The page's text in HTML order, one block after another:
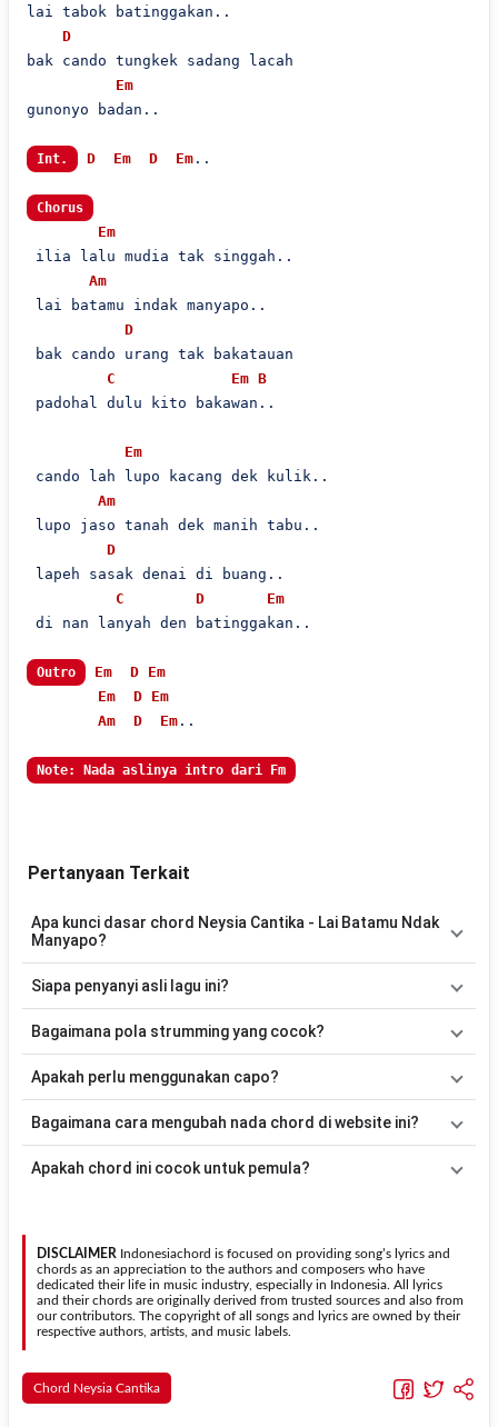
lai tabok batinggakan..
D
bak cando tungkek sadang lacah
Em
gunonyo badan..
Int. D Em D Em..
Chorus
Em
ilia lalu mudia tak singgah..
Am
lai batamu indak manyapo..
D
bak cando urang tak bakatauan
C
Em B
padohal dulu kito bakawan..
Em
cando lah lupo kacang dek kulik..
Am
lupo jaso tanah dek manih tabu..
D
lapeh sasak denai di buang..
C
D
Em
di nan lanyah den batinggakan..
Outro Em D
Em
Em
D
Em
Am
D Em..
Note: Nada aslinya intro dari Fm
Pertanyaan Terkait
Apa kunci dasar chord Neysia Cantika - Lai Batamu Ndak
Manyapo?
Em, D, Am, G, C, B. Versi chord ini telah disederhanakan sehingga
belajar memainkan lagu ini.
Siapa penyanyi asli lagu ini?
dibawakan olehNeysia Cantika. Pada halaman ini tersedia versi
Bagaimana pola strumming yang cocok?
acuan, kamu dapat menggunakan pola
laguLai Batamu Ndak Manyapo.
Apakah perlu menggunakan capo?
kunci dasarEm. Jika ingin mengikuti nada asli penyanyi, kamu
sesuai kebutuhan.
Bagaimana cara mengubah nada chord di website ini?
Transpose (bawah)untuk menurunkan nada. Seluruh chord akan
Apakah chord ini cocok untuk pemula?
dipelajari oleh pemula tanpa menghilangkan struktur dasar lagu.
DISCLAIMER Indonesiachord is focused on providing song’s lyrics and
chords as an appreciation to the authors and composers who have
dedicated their life in music industry, especially in Indonesia. All lyrics
and their chords are originally derived from trusted sources and also from
our contributors. The copyright of all songs and lyrics are owned by their
respective authors, artists, and music labels.
Chord Neysia Cantika